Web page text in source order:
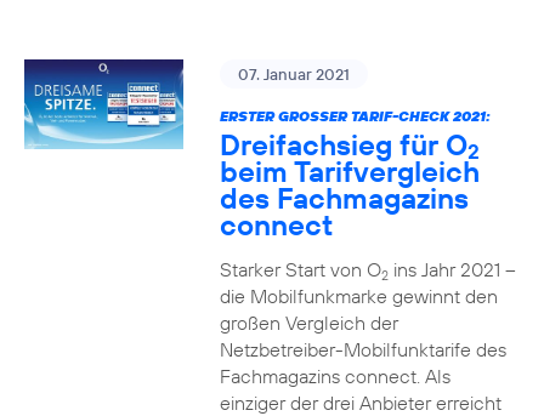
07. Januar 2021
ERSTER GROSSER TARIF-CHECK 2021:
Dreifachsieg für O2
beim Tarifvergleich
des Fachmagazins
connect
Starker Start von O2ins Jahr 2021 –
die Mobilfunkmarke gewinnt den
großen Vergleich der
Netzbetreiber-Mobilfunktarife des
Fachmagazins connect. Als
einziger der drei Anbieter erreicht